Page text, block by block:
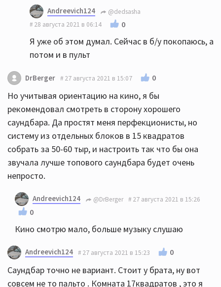
Andreevich124
@dedsasha
28 августа 2021 в 06:14
0
Я уже об этом думал. Сейчас в б/у покопаюсь, а
потом и в пульт
DrBerger 27 августа 2021 в 15:07 0
Но учитывая ориентацию на кино, я бы
рекомендовал смотреть в сторону хорошего
саундбара. Да простят меня перфекционисты, но
систему из отдельных блоков в 15 квадратов
собрать за 50-60 тыр, и настроить так что бы она
звучала лучше топового саундбара будет очень
непросто.
Andreevich124 @DrBerger 27 августа 2021 в 15:26
0
Кино смотрю мало, больше музыку слушаю
Andreevich124 27 августа 2021 в 15:23 0
Саундбар точно не вариант. Стоит у брата, ну вот
совсем не то пальто . Комната 17квадратов , это я